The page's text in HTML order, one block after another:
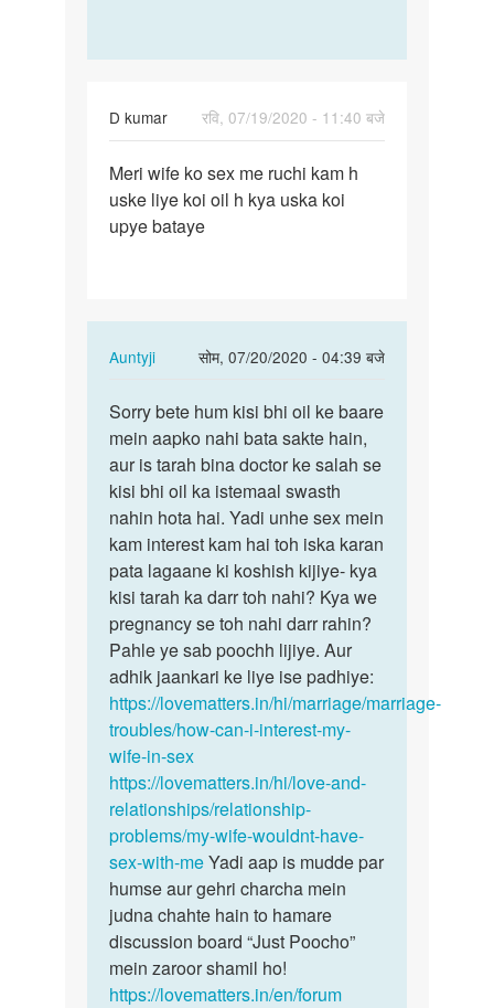
D kumar
रवि, 07/19/2020 - 11:40 बजे
Meri
wife
ko
Meri wife ko sex me ruchi kam h
uske liye koi oil h kya uska koi
upye bataye
Auntyji
सोम, 07/20/2020 - 04:39 बजे
In
to
Meri
wife
ko
sex
me
ruchi…
by
D
kumar
Sorry
bete
hum
kisi
bhi
oil…
Sorry bete hum kisi bhi oil ke baare
mein aapko nahi bata sakte hain,
aur is tarah bina doctor ke salah se
kisi bhi oil ka istemaal swasth
nahin hota hai. Yadi unhe sex mein
kam interest kam hai toh iska karan
pata lagaane ki koshish kijiye- kya
kisi tarah ka darr toh nahi? Kya we
pregnancy se toh nahi darr rahin?
Pahle ye sab poochh lijiye. Aur
adhik jaankari ke liye ise padhiye:
https://lovematters.in/hi/marriage/marriage-
troubles/how-can-i-interest-my-
wife-in-sex
https://lovematters.in/hi/love-and-
relationships/relationship-
problems/my-wife-wouldnt-have-
sex-with-meYadi aap is mudde par
humse aur gehri charcha mein
judna chahte hain to hamare
discussion board “Just Poocho”
mein zaroor shamil ho!
https://lovematters.in/en/forum